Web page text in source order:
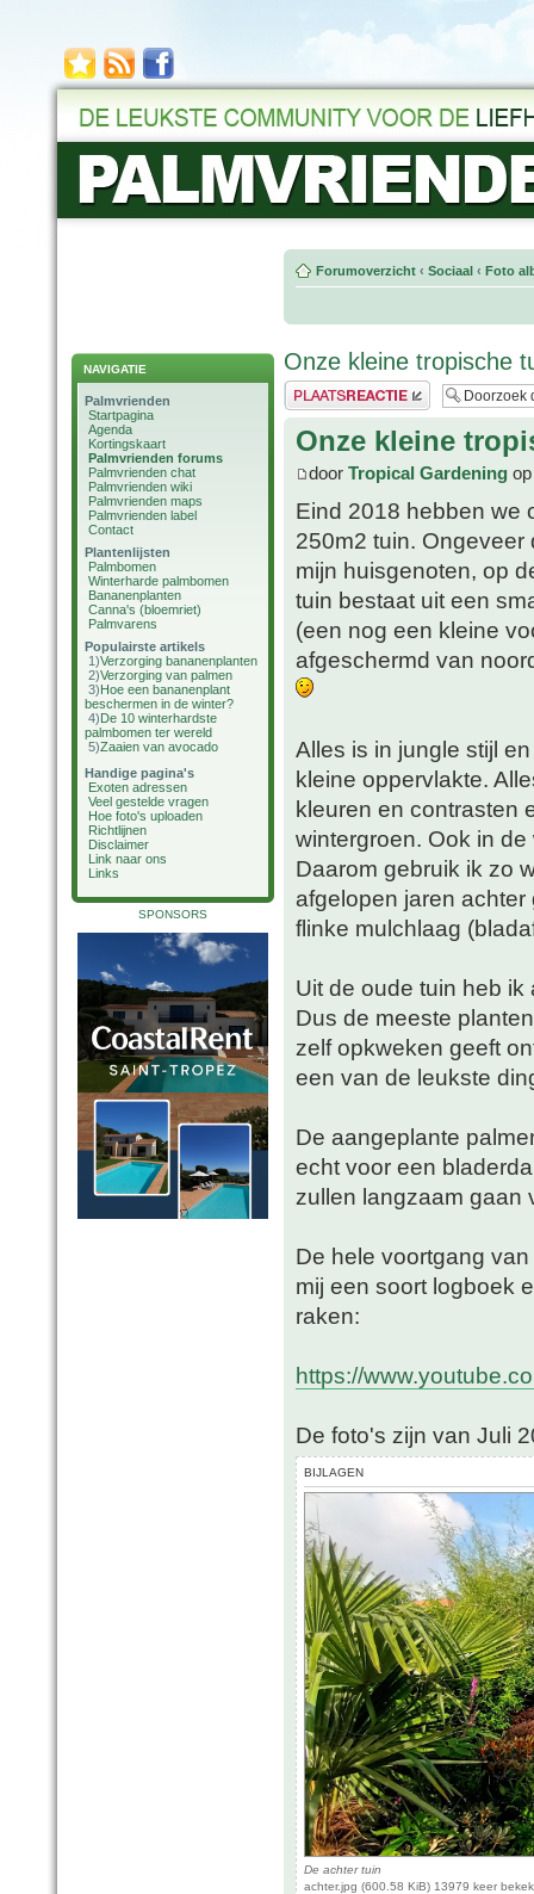
NAVIGATIE
Palmvrienden
Startpagina
Agenda
Kortingskaart
Palmvrienden forums
Palmvrienden chat
Palmvrienden wiki
Palmvrienden maps
Palmvrienden label
Contact
Plantenlijsten
Palmbomen
Winterharde palmbomen
Bananenplanten
Canna's (bloemriet)
Palmvarens
Populairste artikels
1)Verzorging bananenplanten
2)Verzorging van palmen
3)Hoe een bananenplant
beschermen in de winter?
4)De 10 winterhardste
palmbomen ter wereld
5)Zaaien van avocado
Handige pagina's
Exoten adressen
Veel gestelde vragen
Hoe foto's uploaden
Richtlijnen
Disclaimer
Link naar ons
Links
SPONSORS
Forumoverzicht ‹ Sociaal ‹ Foto
Onze kleine tropische
Plaats een reactie
Onze kleine
door Tropical Gardening
Eind 2018 hebben we
250m2 tuin.
mijn huisgenoten, op
tuin bestaat uit een
(een nog een kleine
afgeschermd van
Alles is in jungle stijl
kleine oppervlakte.
kleuren en contrasten
wintergroen. Ook in
Daarom gebruik ik zo
afgelopen jaren
flinke mulchlaag
Uit de oude tuin heb
Dus de meeste
zelf opkweken geeft
een van de leukste
De aangeplante
echt voor een
zullen langzaam gaan
De hele voortgang
mij een soort logboek
raken:
https://
De foto's zijn van Juli
BIJLAGEN
De achter tuin
achter.jpg (600.58 KiB) 13979 keer